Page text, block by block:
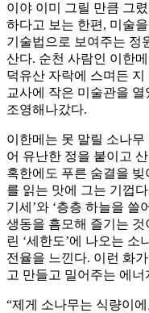
이야 이미 그릴 만큼 그
하다고 보는 한편, 미술
기술법으로 보여주는 정
산다. 순천 사람인 이한
덕유산 자락에 스며든
교사에 작은 미술관을
조영해나갔다.
이한메는 못 말릴 소나
어 유난한 정을 붙이고
혹한에도 푸른 숨결을
를 읽는 맛에 그는 기껍
기세’와 ‘층층 하늘을 쓸
생동을 흠모해 즐기는
린 ‘세한도’에 나오는
전율을 느낀다. 이런 화
고 만들고 밀어주는 에너
“제게 소나무는 식량이